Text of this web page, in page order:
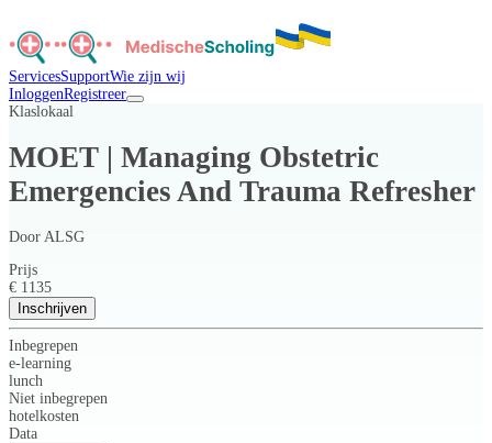
ServicesSupportWie zijn wij
InloggenRegistreer
Klaslokaal
MOET | Managing Obstetric
Emergencies And Trauma Refresher
Door ALSG
Prijs
€ 1135
Inschrijven
Inbegrepen
e-learning
lunch
Niet inbegrepen
hotelkosten
Data